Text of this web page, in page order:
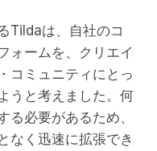
Tildaは、自社のコ
ォームを、クリエイ
コミュニティにとっ
うと考えました。何
る必要があるため、
なく迅速に拡張でき